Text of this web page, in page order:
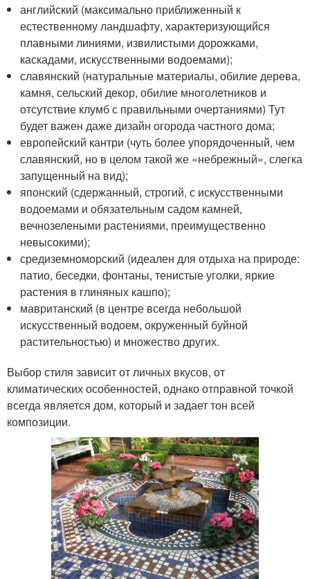
английский (максимально приближенный к
естественному ландшафту, характеризующийся
плавными линиями, извилистыми дорожками,
каскадами, искусственными водоемами);
славянский (натуральные материалы, обилие дерева,
камня, сельский декор, обилие многолетников и
отсутствие клумб с правильными очертаниями) Тут
будет важен даже дизайн огорода частного дома;
европейский кантри (чуть более упорядоченный, чем
славянский, но в целом такой же «небрежный», слегка
запущенный на вид);
японский (сдержанный, строгий, с искусственными
водоемами и обязательным садом камней,
вечнозелеными растениями, преимущественно
невысокими);
средиземноморский (идеален для отдыха на природе:
патио, беседки, фонтаны, тенистые уголки, яркие
растения в глиняных кашпо);
мавританский (в центре всегда небольшой
искусственный водоем, окруженный буйной
растительностью) и множество других.
Выбор стиля зависит от личных вкусов, от
климатических особенностей, однако отправной точкой
всегда является дом, который и задает тон всей
композиции.